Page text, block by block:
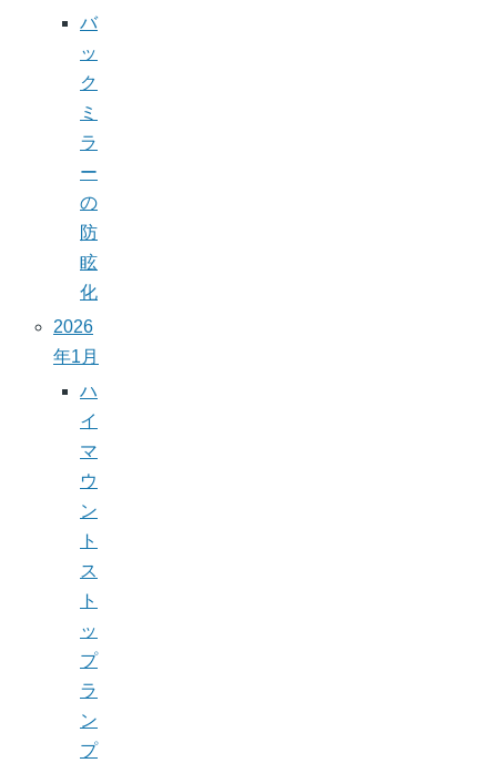
バ
ッ
ク
ミ
ラ
ー
の
防
眩
化
2026
年1月
ハ
イ
マ
ウ
ン
ト
ス
ト
ッ
プ
ラ
ン
プ